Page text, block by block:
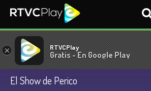
× RTVCPlay
Gratis - En Google Play
El Show de Perico